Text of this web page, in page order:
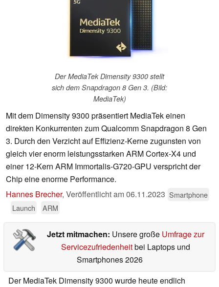
Der MediaTek Dimensity 9300 stellt
sich dem Snapdragon 8 Gen 3. (Bild:
MediaTek)
Mit dem Dimensity 9300 präsentiert MediaTek einen
direkten Konkurrenten zum Qualcomm Snapdragon 8 Gen
3. Durch den Verzicht auf Effizienz-Kerne zugunsten von
gleich vier enorm leistungsstarken ARM Cortex-X4 und
einer 12-Kern ARM Immortalis-G720-GPU verspricht der
Chip eine enorme Performance.
Hannes Brecher, Veröffentlicht am06.11.2023 Smartphone
Launch
ARM
Jetzt mitmachen: Unsere große Umfrage zur
Servicezufriedenheitbei Laptops und
Smartphones 2026
Der MediaTek Dimensity 9300 wurde heute endlich